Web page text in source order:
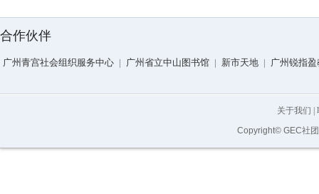
合作伙伴
广州青宫社会组织服务中心 | 广州省立中山图书馆 | 新市天地 | 广州锐指
关于我们 |
Copyright© GEC社